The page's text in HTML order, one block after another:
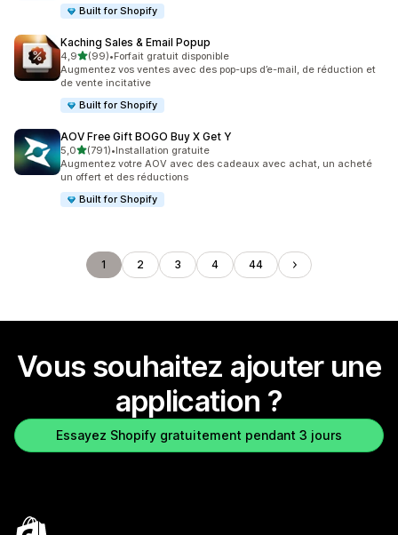
Built for Shopify
Kaching Sales & Email Popup
4,9étoile(s) sur 5
(99)
99 avis au total
•Forfait gratuit disponible
Augmentez vos ventes avec des pop-ups d’e-mail, de réduction et
de vente incitative
Built for Shopify
AOV Free Gift BOGO Buy X Get Y
5,0étoile(s) sur 5
(791)
791 avis au total
•Installation gratuite
Augmentez votre AOV avec des cadeaux avec achat, un acheté
un offert et des réductions
Built for Shopify
1 2 3 4 44
Vous souhaitez ajouter une
application ?
Essayez Shopify gratuitement pendant 3 jours